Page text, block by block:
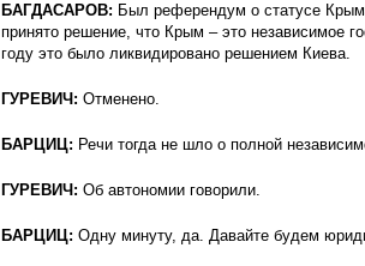
БАГДАСАРОВ: Был референдум о статусе
принято решение, что Крым – это независимое
году это было ликвидировано решением Киева.
ГУРЕВИЧ: Отменено.
БАРЦИЦ: Речи тогда не шло о полной
ГУРЕВИЧ: Об автономии говорили.
БАРЦИЦ: Одну минуту, да. Давайте будем